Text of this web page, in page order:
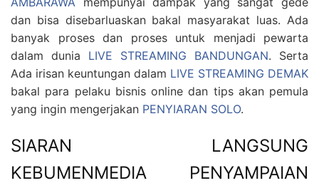
dan bisa disebarluaskan bakal masyarakat luas. Ada
banyak proses dan proses untuk menjadi pewarta
dalam dunia LIVE STREAMING BANDUNGAN. Serta
Ada irisan keuntungan dalam LIVE STREAMING DEMAK
bakal para pelaku bisnis online dan tips akan pemula
yang ingin mengerjakan PENYIARAN SOLO.
SIARAN LANGSUNG
KEBUMENMEDIA PENYAMPAIAN